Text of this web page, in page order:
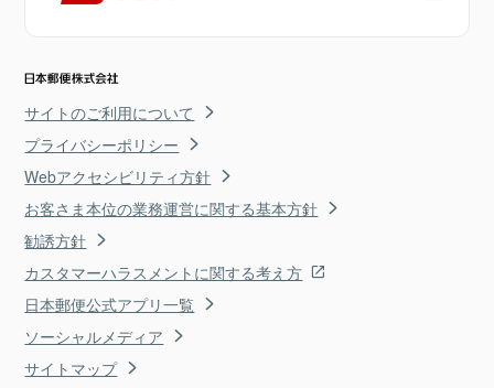
サイトのご利用について
プライバシーポリシー
Webアクセシビリティ方針
お客さま本位の業務運営に関する基本方針
勧誘方針
カスタマーハラスメントに関する考え方
日本郵便公式アプリ一覧
ソーシャルメディア
サイトマップ